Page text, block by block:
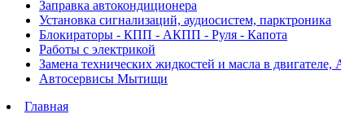
Заправка автокондиционера
Установка сигнализаций, аудиосистем, парктроника
Блокираторы - КПП - АКПП - Руля - Капота
Работы с электрикой
Замена технических жидкостей и масла в
Автосервисы Мытищи
Главная